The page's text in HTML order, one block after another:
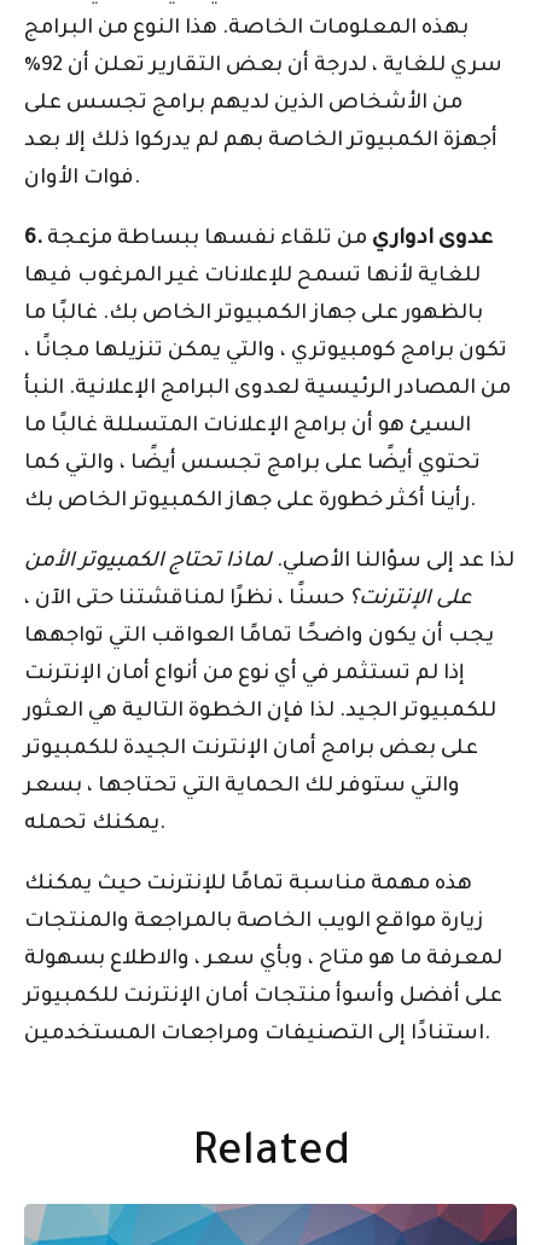
بهذه المعلومات الخاصة. هذا النوع من البرامج
سري للغاية ، لدرجة أن بعض التقارير تعلن أن 92٪
من الأشخاص الذين لديهم برامج تجسس على
أجهزة الكمبيوتر الخاصة بهم لم يدركوا ذلك إلا بعد
فوات الأوان.
6. عدوى ادواري من تلقاء نفسها ببساطة مزعجة
للغاية لأنها تسمح للإعلانات غير المرغوب فيها
بالظهور على جهاز الكمبيوتر الخاص بك. غالبًا ما
تكون برامج كومبيوتري ، والتي يمكن تنزيلها مجانًا ،
من المصادر الرئيسية لعدوى البرامج الإعلانية. النبأ
السيئ هو أن برامج الإعلانات المتسللة غالبًا ما
تحتوي أيضًا على برامج تجسس أيضًا ، والتي كما
رأينا أكثر خطورة على جهاز الكمبيوتر الخاص بك.
لذا عد إلى سؤالنا الأصلي.لماذا تحتاج الكمبيوتر الأمن
على الإنترنت؟ حسنًا ، نظرًا لمناقشتنا حتى الآن ،
يجب أن يكون واضحًا تمامًا العواقب التي تواجهها
إذا لم تستثمر في أي نوع من أنواع أمان الإنترنت
للكمبيوتر الجيد. لذا فإن الخطوة التالية هي العثور
على بعض برامج أمان الإنترنت الجيدة للكمبيوتر
والتي ستوفر لك الحماية التي تحتاجها ، بسعر
يمكنك تحمله.
هذه مهمة مناسبة تمامًا للإنترنت حيث يمكنك
زيارة مواقع الويب الخاصة بالمراجعة والمنتجات
لمعرفة ما هو متاح ، وبأي سعر ، والاطلاع بسهولة
على أفضل وأسوأ منتجات أمان الإنترنت للكمبيوتر
استنادًا إلى التصنيفات ومراجعات المستخدمين.
Related